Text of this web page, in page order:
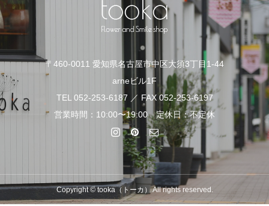
〒460-0011 愛知県名古屋市中区大須3丁目1-44
arneビル1F
TEL 052-253-6187 ／ FAX 052-253-6197
営業時間：10:00〜19:00 定休日：不定休
Copyright © tooka（トーカ） All rights reserved.